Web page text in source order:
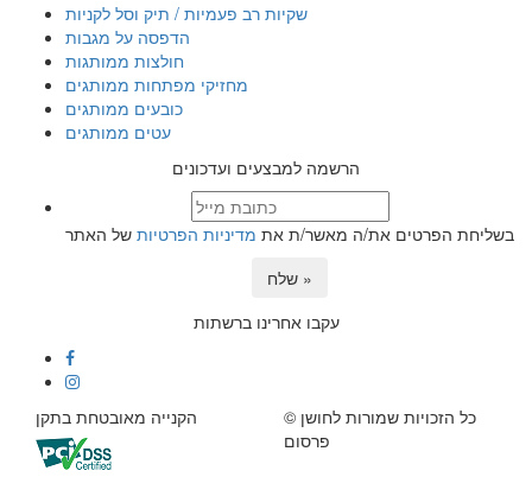
שקיות רב פעמיות / תיק וסל לקניות
הדפסה על מגבות
חולצות ממותגות
מחזיקי מפתחות ממותגים
כובעים ממותגים
עטים ממותגים
הרשמה למבצעים ועדכונים
בשליחת הפרטים את/ה מאשר/ת את מדיניות הפרטיות של האתר
שלח »
עקבו אחרינו ברשתות
© כל הזכויות שמורות לחושן
פרסום
הקנייה מאובטחת בתקן